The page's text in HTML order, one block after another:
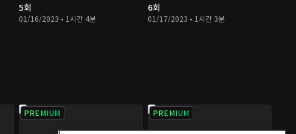
5회
01/16/2023 • 1시간 4분
6회
01/17/2023 • 1시간 3분
PREMIUM PREMIUM